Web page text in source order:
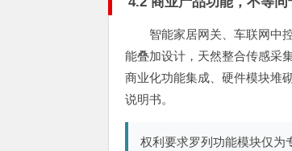
智能家居网关、车联网中
能叠加设计，天然整合传感采
商业化功能集成、硬件模块堆
说明书。
权利要求罗列功能模块仅为